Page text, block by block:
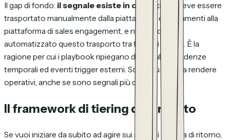
Il gap di fondo: il segnale esiste in ogni stack
. Deve essere
trasportato manualmente dalla piattaforma di documenti alla
piattaforma di sales engagement, e nessuno ha
automatizzato questo trasporto tra formati diversi. È la
ragione per cui i playbook ripiegano di default su cadenze
temporali ed eventi trigger esterni. Sono più facili da rendere
operativi, anche se sono segnali più deboli.
Il framework di tiering dell'intento
Se vuoi iniziare da subito ad agire sui segnali di visita di ritorno,